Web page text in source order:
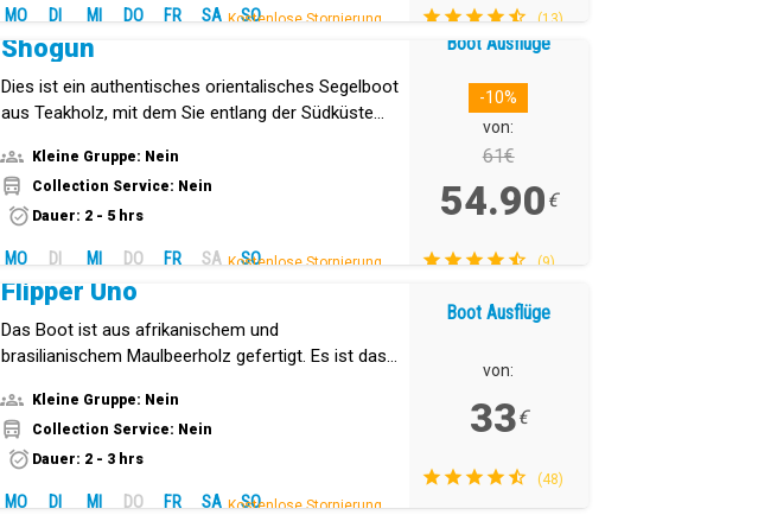
MO DI MI DO FR SA SO
Kostenlose Stornierung. (13)
Shogún
Dies ist ein authentisches orientalisches Segelboot
aus Teakholz, mit dem Sie entlang der Südküste
Kleine Gruppe: Nein
Collection Service: Nein
Dauer: 2 - 5 hrs
MO DI MI DO FR SA SO
Kostenlose Stornierung.
Boot Ausflüge
-10%
von:
61€
54.90 €
(9)
Flipper Uno
Das Boot ist aus afrikanischem und
brasilianischem Maulbeerholz gefertigt. Es ist das
Teneriffa.
Kleine Gruppe: Nein
Collection Service: Nein
Dauer: 2 - 3 hrs
MO DI MI DO FR SA SO
Kostenlose Stornierung.
Boot Ausflüge
von:
33€
(48)